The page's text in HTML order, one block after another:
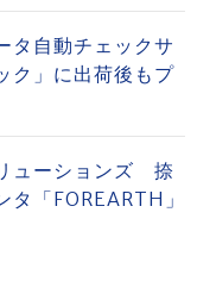
自動チェックサ
ク」に出荷後もプ
ューションズ 捺
「FOREARTH」